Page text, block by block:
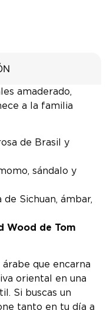
amaderado,
a la familia
de Brasil y
sándalo y
Sichuan, ámbar,
Wood de Tom
que encarna
oriental en una
Si buscas un
tanto en tu día a